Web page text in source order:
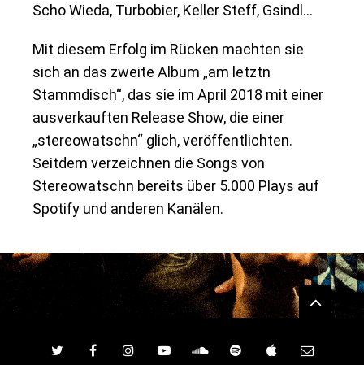
Scho Wieda, Turbobier, Keller Steff, Gsindl…
Mit diesem Erfolg im Rücken machten sie
sich an das zweite Album „am letztn
Stammdisch“, das sie im April 2018 mit einer
ausverkauften Release Show, die einer
„stereowatschn“ glich, veröffentlichten.
Seitdem verzeichnen die Songs von
Stereowatschn bereits über 5.000 Plays auf
Spotify und anderen Kanälen.
Widgets
SoundCloud